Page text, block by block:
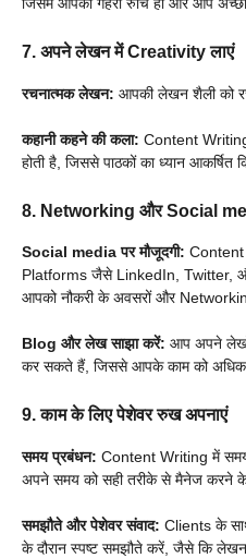
जिसमें आपका गहरा रुचि हो और आप
7. अपने लेखन में Creativity लाएं
रचनात्मक लेखन: आपकी लेखन शैली को
कहानी कहने की कला: Content Writing
होती है, जिससे पाठकों का ध्यान आकर्षित
8. Networking और Social
Social media पर मौजूदगी:
Platforms जैसे LinkedIn, Twitter,
आपको नौकरी के अवसरों और
Blog और लेख साझा करें: आप अपने
कर सकते हैं, जिससे आपके काम को
9. काम के लिए पेशेवर रुख अपनाएं
समय प्रबंधन: Content Writing में समय
अपने समय को सही तरीके से मैनेज करने के
समझौते और पेशेवर संवाद: Clients के
के दौरान स्पष्ट समझौते करें, जैसे कि